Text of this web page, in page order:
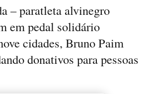
– paratleta alvinegro
em pedal solidário
cidades, Bruno Paim
donativos para pessoas